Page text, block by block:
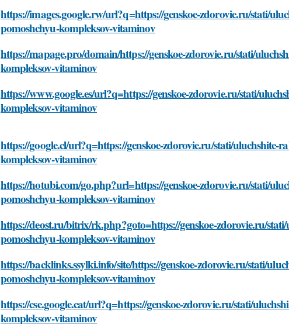
https://images.google.rw/url?q=https://genskoe-zdorovie.ru/stati/
pomoshchyu-kompleksov-vitaminov
https://mapage.pro/domain/https://genskoe-zdorovie.ru/stati/
kompleksov-vitaminov
https://www.google.es/url?q=https://genskoe-zdorovie.ru/stati/
kompleksov-vitaminov
https://google.cl/url?q=https://genskoe-zdorovie.ru/stati/uluchshite-
kompleksov-vitaminov
https://hotubi.com/go.php?url=https://genskoe-zdorovie.ru/stati/
pomoshchyu-kompleksov-vitaminov
https://deost.ru/bitrix/rk.php?goto=https://genskoe-zdorovie.ru/
pomoshchyu-kompleksov-vitaminov
https://backlinks.ssylki.info/site/https://genskoe-zdorovie.ru/stati/
pomoshchyu-kompleksov-vitaminov
https://cse.google.cat/url?q=https://genskoe-zdorovie.ru/stati/
kompleksov-vitaminov